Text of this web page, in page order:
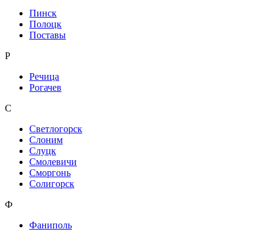
Пинск
Полоцк
Поставы
Р
Речица
Рогачев
С
Светлогорск
Слоним
Слуцк
Смолевичи
Сморгонь
Солигорск
Ф
Фаниполь